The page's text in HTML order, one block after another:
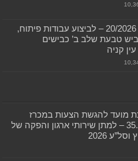
מכרז פומבי מס’ 20/2026 – לביצוע עבודות פיתוח,
טבעת שלב ב’ כבישים
מועד להגשת הצעות במכרז
פומבי מס’ 35.2026 – למתן שירותי ארגון והפקה של
2026